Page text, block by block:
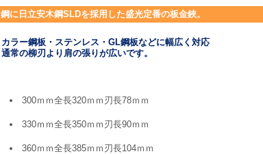
鋼に日立安木鋼SLDを採用した盛光定番の板金鋏。
カラー鋼板・ステンレス・GL鋼板などに幅広く対応
通常の柳刃より肩の張りが広いです。
300ｍｍ全長320ｍｍ刃長78ｍｍ
330ｍｍ全長350ｍｍ刃長90ｍｍ
360ｍｍ全長385ｍｍ刃長104ｍｍ